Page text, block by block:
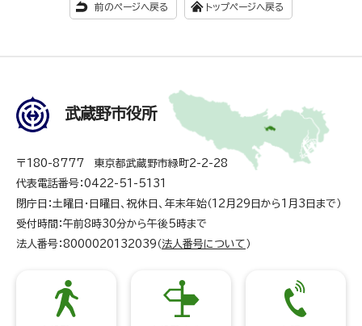
前のページへ戻る トップページへ戻る
武蔵野市役所
〒180-8777 東京都武蔵野市緑町2-2-28
代表電話番号：0422-51-5131
閉庁日：土曜日・日曜日、祝休日、年末年始（12月29日から1月3日まで）
受付時間：午前8時30分から午後5時まで
法人番号：8000020132039（ 法人番号について ）